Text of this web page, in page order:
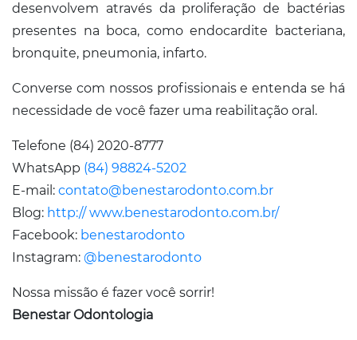
desenvolvem através da proliferação de bactérias
presentes na boca, como endocardite bacteriana,
bronquite, pneumonia, infarto.
Converse com nossos profissionais e entenda se há
necessidade de você fazer uma reabilitação oral.
Telefone (84) 2020-8777
WhatsApp (84) 98824-5202
E-mail: contato@benestarodonto.com.br
Blog: http:// www.benestarodonto.com.br/
Facebook: benestarodonto
Instagram: @benestarodonto
Nossa missão é fazer você sorrir!
Benestar Odontologia